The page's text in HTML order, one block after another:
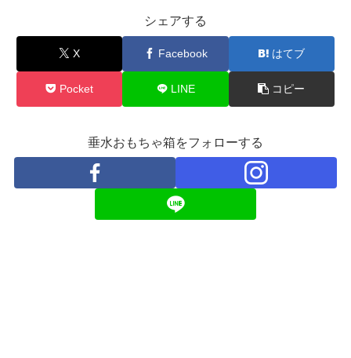
シェアする
X Facebook はてブ
Pocket LINE コピー
垂水おもちゃ箱をフォローする